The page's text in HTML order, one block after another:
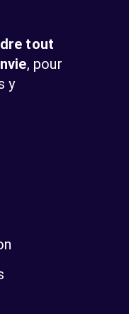
tout
, pour
y